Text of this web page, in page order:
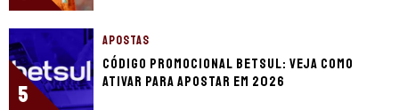
5
APOSTAS
Código promocional Betsul: veja como
ativar para apostar em 2026